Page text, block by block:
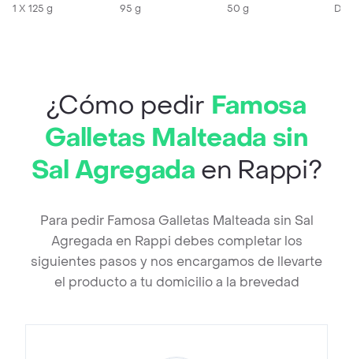
1 X 125 g
95 g
50 g
¿Cómo pedir Famosa
Galletas Malteada sin
Sal Agregada en Rappi?
Para pedir Famosa Galletas Malteada sin Sal
Agregada en Rappi debes completar los
siguientes pasos y nos encargamos de llevarte
el producto a tu domicilio a la brevedad